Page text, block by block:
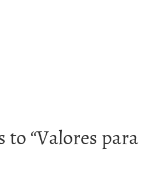
to “Valores para